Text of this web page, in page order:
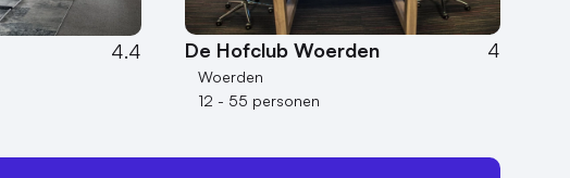
4.4 De Hofclub Woerden 4
Woerden
12 - 55 personen